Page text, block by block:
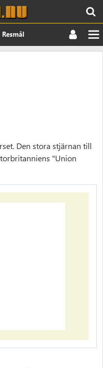
Resmål
Den stora stjärnan till
"Union